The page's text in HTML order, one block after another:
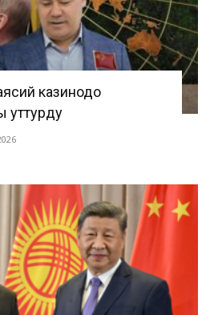
казинодо
уттурду